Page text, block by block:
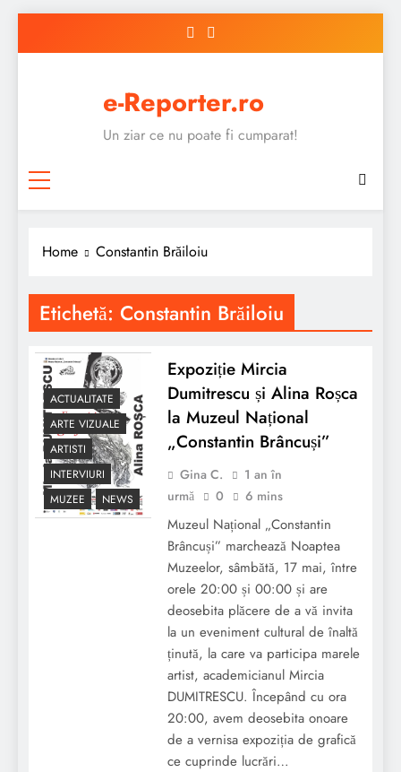
e-Reporter.ro
Un ziar ce nu poate fi cumparat!
Home Constantin Brăiloiu
Etichetă: Constantin Brăiloiu
ACTUALITATE
ARTE VIZUALE
ARTISTI
INTERVIURI
MUZEE
NEWS
Expoziție Mircia
Dumitrescu și Alina Roșca
la Muzeul Național
„Constantin Brâncuși”
Gina C.
1 an în
urmă
0 6 mins
Muzeul Național „Constantin
Brâncuși” marchează Noaptea
Muzeelor, sâmbătă, 17 mai, între
orele 20:00 și 00:00 și are
deosebita plăcere de a vă invita
la un eveniment cultural de înaltă
ținută, la care va participa marele
artist, academicianul Mircia
DUMITRESCU. Începând cu ora
20:00, avem deosebita onoare
de a vernisa expoziția de grafică
ce cuprinde lucrări…